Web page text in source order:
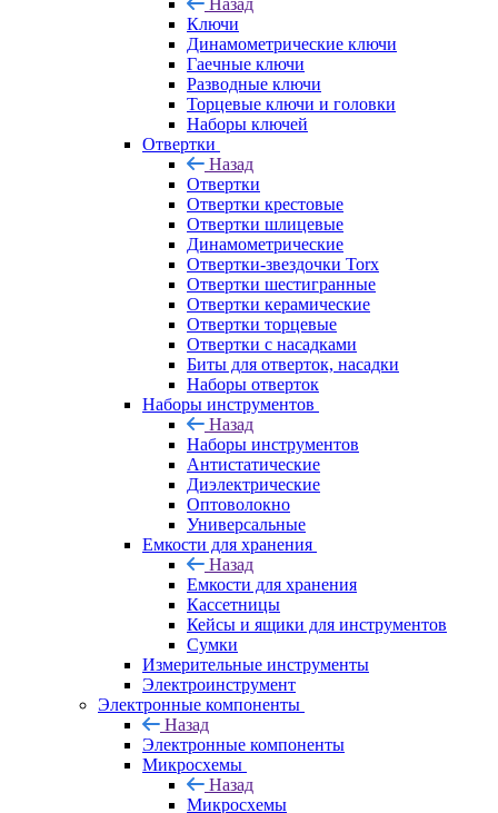
Назад
Ключи
Динамометрические ключи
Гаечные ключи
Разводные ключи
Торцевые ключи и головки
Наборы ключей
Отвертки
Назад
Отвертки
Отвертки крестовые
Отвертки шлицевые
Динамометрические
Отвертки-звездочки Torx
Отвертки шестигранные
Отвертки керамические
Отвертки торцевые
Отвертки с насадками
Биты для отверток, насадки
Наборы отверток
Наборы инструментов
Назад
Наборы инструментов
Антистатические
Диэлектрические
Оптоволокно
Универсальные
Емкости для хранения
Назад
Емкости для хранения
Кассетницы
Кейсы и ящики для инструментов
Сумки
Измерительные инструменты
Электроинструмент
Электронные компоненты
Назад
Электронные компоненты
Микросхемы
Назад
Микросхемы